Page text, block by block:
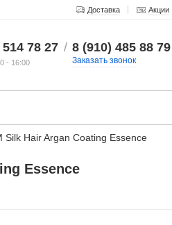
Доставка Акции
78 27
- 16:00
/ 8 (910) 485 88 79
Заказать звонок
Hair Argan Coating Essence
Essence